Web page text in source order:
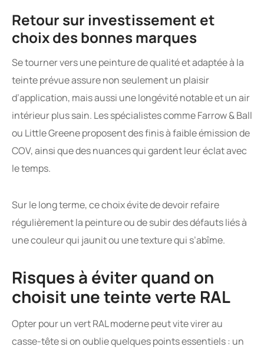
Retour sur investissement et
choix des bonnes marques
Se tourner vers une peinture de qualité et adaptée à la
teinte prévue assure non seulement un plaisir
d’application, mais aussi une longévité notable et un air
intérieur plus sain. Les spécialistes comme Farrow & Ball
ou Little Greene proposent des finis à faible émission de
COV, ainsi que des nuances qui gardent leur éclat avec
le temps.
Sur le long terme, ce choix évite de devoir refaire
régulièrement la peinture ou de subir des défauts liés à
une couleur qui jaunit ou une texture qui s’abîme.
Risques à éviter quand on
choisit une teinte verte RAL
Opter pour un vert RAL moderne peut vite virer au
casse-tête si on oublie quelques points essentiels : un